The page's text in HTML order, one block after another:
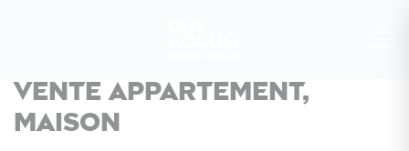
Vente appartement,
maison